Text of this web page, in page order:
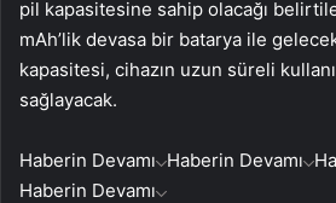
pil kapasitesine sahip olacağı
mAh’lik devasa bir batarya ile
kapasitesi, cihazın uzun süreli
sağlayacak.
Haberin Devamı Haberin Devamı
Haberin Devamı